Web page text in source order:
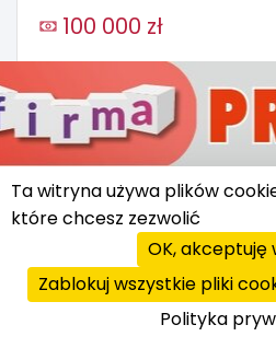
100 000 zł
Żabka
Sklepy typu
Ta witryna używa plików
które chcesz zezwolić
OK, akceptuję
Zablokuj wszystkie pliki
Polityka